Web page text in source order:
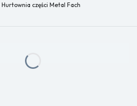
Hurtownia części Metal Fach